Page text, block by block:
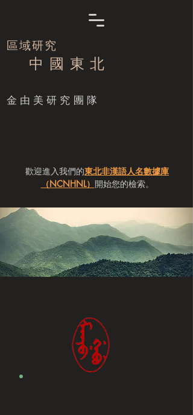
區域研究
中 國 東 北
​金由美研究團隊
歡迎進入我們的東北非漢語人名數據庫
（NCNHNL） 開始您的檢索。